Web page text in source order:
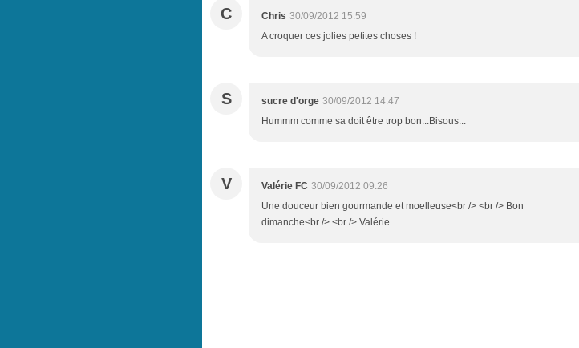
C Chris 30/09/2012 15:59
A croquer ces jolies petites choses !
S sucre d'orge 30/09/2012 14:47
Hummm comme sa doit être trop bon...Bisous...
V Valérie FC 30/09/2012 09:26
Une douceur bien gourmande et moelleuse<br /> <br /> Bon
dimanche<br /> <br /> Valérie.